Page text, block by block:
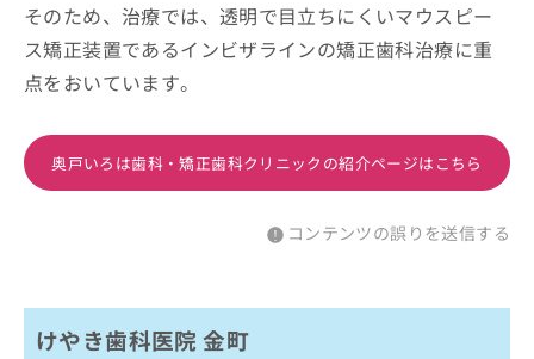
そのため、治療では、透明で目立ちにくいマウスピー
ス矯正装置であるインビザラインの矯正歯科治療に重
点をおいています。
奥戸いろは歯科・矯正歯科クリニックの紹介ページはこちら
コンテンツの誤りを送信する
けやき歯科医院 金町